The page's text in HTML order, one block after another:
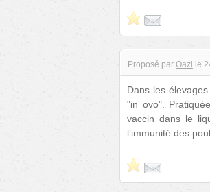
Proposé par Oazi le
Dans les
"in ovo".
vaccin dans le
l’immunité des